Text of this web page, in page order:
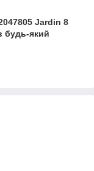
Jardin 8
будь-який